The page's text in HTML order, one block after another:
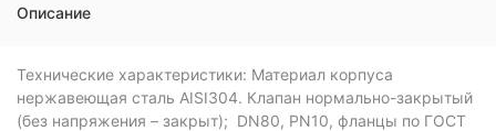
Описание
Технические характеристики: Материал корпуса
нержавеющая сталь AISI304. Клапан нормально-закрытый
(без напряжения – закрыт); DN80, PN10, фланцы по ГОСТ